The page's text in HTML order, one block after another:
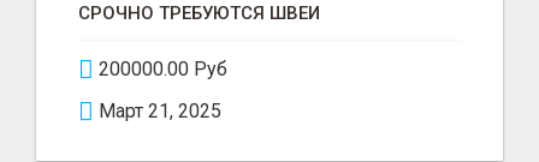
СРОЧНО ТРЕБУЮТСЯ ШВЕИ
200000.00 Руб
Март 21, 2025